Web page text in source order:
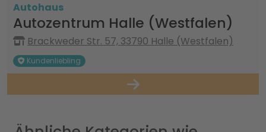
Autohaus
Autozentrum Halle (Westfalen)
Brackweder Str. 57, 33790 Halle (Westfalen)
Kundenliebling